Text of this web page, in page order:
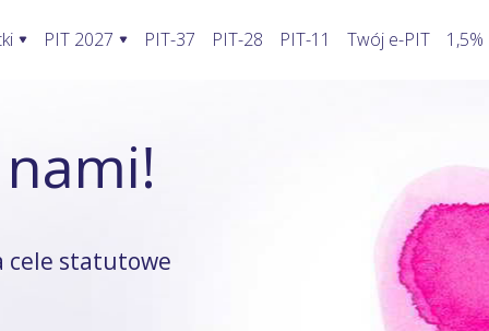
fakturę w KSeF?
stwarza KSeF?
a KSeF
faktury do KSeF
Kalkulator wynagrodzeń
Kalkulator walut
Kalkulator odsetek PIT
Kalkulator rozliczenia
Kalkulator zwrotu podatku
PIT 2027
PIT-28
37
Koszty uzyskania przychodu
Koszty uzyskania przychodu twórcy
Odliczenie składki zdrowotnej
PIT-37 PIT-28 PIT-11 Twój e-PIT 1,5%
cele statutowe